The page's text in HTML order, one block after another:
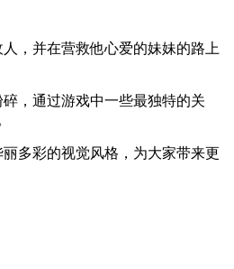
，并在营救他心爱的妹妹的路上
，通过游戏中一些最独特的关
多彩的视觉风格，为大家带来更